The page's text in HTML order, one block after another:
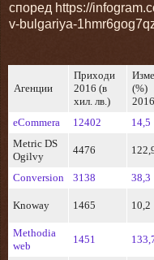
според https://
v-bulgariya-
Агенции
Приходи
2016 (в
хил. лв.)
(%)
eCommera 12402 14,5
Мetric DS
Ogilvy
4476
Conversion
3138 38,3
Knoway 1465 10,2
Мethodia
web
1451